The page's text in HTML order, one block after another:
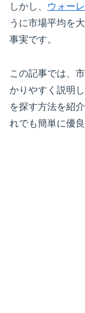
しかし、 ウォー
うに市場平均を
事実です。
この記事では、
かりやすく説明
を探す方法を紹
れでも簡単に優